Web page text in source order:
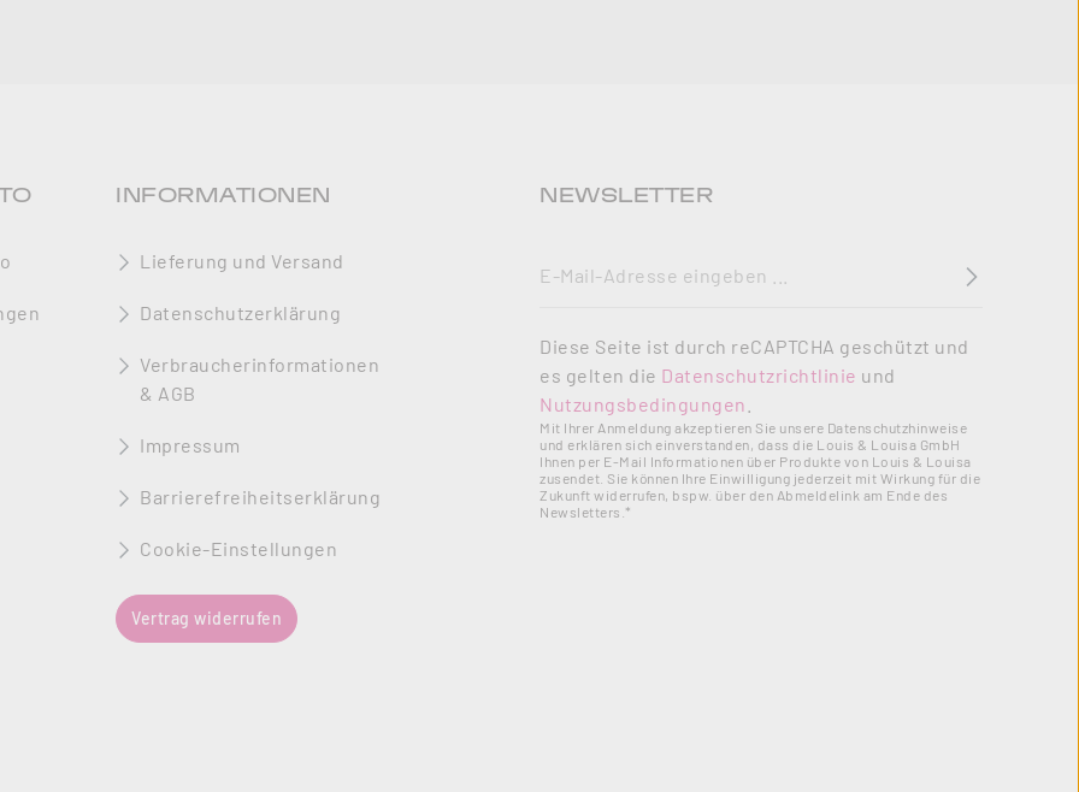
INFORMATIONEN
Lieferung und Versand
Datenschutzerklärung
Verbraucherinformationen
& AGB
Impressum
Barrierefreiheitserklärung
Cookie-Einstellungen
Vertrag widerrufen
NEWSLETTER
Diese Seite ist durch reCAPTCHA geschützt und
es gelten die Datenschutzrichtlinie und
Nutzungsbedingungen
Mit Ihrer Anmeldung akzeptieren Sie unsere Datenschutzhinweise
und erklären sich einverstanden, dass die Louis & Louisa GmbH
Ihnen per E-Mail Informationen über Produkte von Louis & Louisa
zusendet. Sie können Ihre Einwilligung jederzeit mit Wirkung für die
Zukunft widerrufen, bspw. über den Abmeldelink am Ende des
Newsletters.*